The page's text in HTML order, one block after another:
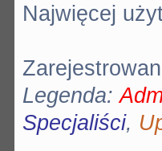
Najwięcej
Legenda:
Specjaliści,